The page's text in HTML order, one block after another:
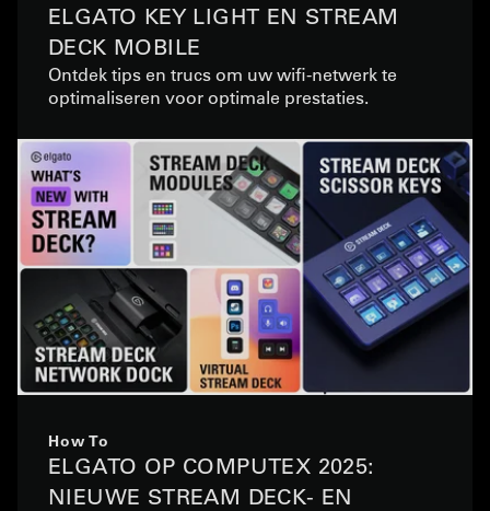
ELGATO KEY LIGHT EN STREAM
DECK MOBILE
Ontdek tips en trucs om uw wifi-netwerk te
optimaliseren voor optimale prestaties.
How To
ELGATO OP COMPUTEX 2025:
NIEUWE STREAM DECK- EN